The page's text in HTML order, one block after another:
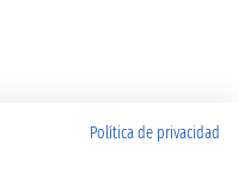
Política de privacidad